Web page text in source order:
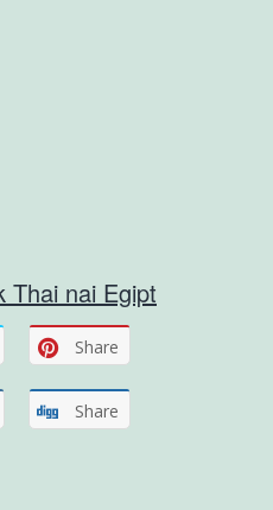
Thai nai Egipt
Share
Share